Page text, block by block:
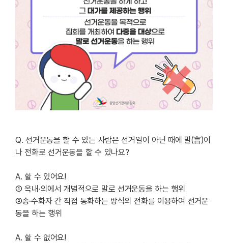
Q. 선거운동을 할 수 있는 사람은 선거일이 아닌 때에 말(言)이
나 전화로 선거운동을 할 수 있나요?
A. 할 수 있어요!
① 옥내·외에서 개별적으로 말로 선거운동을 하는 행위
②송·수화자 간 직접 통화하는 방식의 전화를 이용하여 선거운
동을 하는 행위
A. 할 수 없어요!